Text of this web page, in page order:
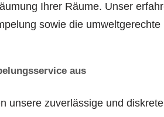
Ihrer Räume. Unser
sowie die umweltgerechte
aus
unsere zuverlässige und diskrete